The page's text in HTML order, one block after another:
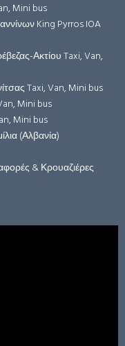
Mini bus
King Pyrros IOA
Ακτίου Taxi, Van,
Taxi, Van, Mini bus
Mini bus
Mini bus
(Αλβανία)
& Κρουαζιέρες